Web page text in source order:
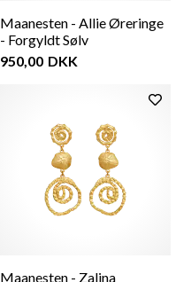
Maanesten - Allie Øreringe
- Forgyldt Sølv
950,00 DKK
Maanesten - Zalina